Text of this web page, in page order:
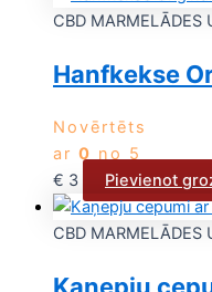
CBD MARMELĀDES
Hanfkekse
Novērtēts
ar 0 no 5
€ 3 Pievienot
CBD MARMELĀDES